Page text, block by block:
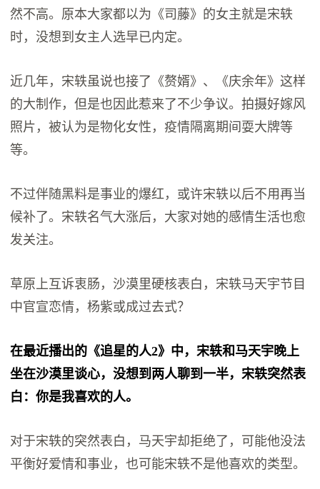
然不高。原本大家都以为《司藤》的女主就是宋轶
时，没想到女主人选早已内定。
近几年，宋轶虽说也接了《赘婿》、《庆余年》这样
的大制作，但是也因此惹来了不少争议。拍摄好嫁风
照片，被认为是物化女性，疫情隔离期间耍大牌等
等。
不过伴随黑料是事业的爆红，或许宋轶以后不用再当
候补了。宋轶名气大涨后，大家对她的感情生活也愈
发关注。
草原上互诉衷肠，沙漠里硬核表白，宋轶马天宇节目
中官宣恋情，杨紫或成过去式？
在最近播出的《追星的人2》中，宋轶和马天宇晚上
坐在沙漠里谈心，没想到两人聊到一半，宋轶突然表
白：你是我喜欢的人。
对于宋轶的突然表白，马天宇却拒绝了，可能他没法
平衡好爱情和事业，也可能宋轶不是他喜欢的类型。